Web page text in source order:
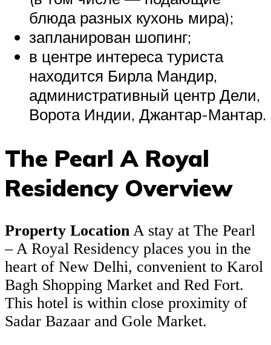
блюда разных кухонь мира);
запланирован шопинг;
в центре интереса туриста
находится Бирла Мандир,
административный центр Дели,
Ворота Индии, Джантар-Мантар.
The Pearl A Royal
Residency Overview
Property Location A stay at The Pearl
– A Royal Residency places you in the
heart of New Delhi, convenient to Karol
Bagh Shopping Market and Red Fort.
This hotel is within close proximity of
Sadar Bazaar and Gole Market.